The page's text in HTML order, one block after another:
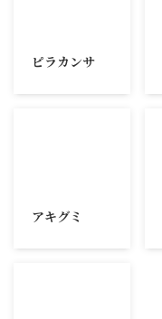
ピラカンサ
アキグミ